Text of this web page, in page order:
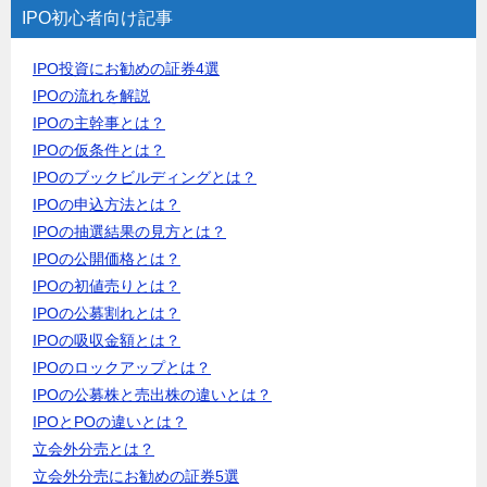
IPO初心者向け記事
IPO投資にお勧めの証券4選
IPOの流れを解説
IPOの主幹事とは？
IPOの仮条件とは？
IPOのブックビルディングとは？
IPOの申込方法とは？
IPOの抽選結果の見方とは？
IPOの公開価格とは？
IPOの初値売りとは？
IPOの公募割れとは？
IPOの吸収金額とは？
IPOのロックアップとは？
IPOの公募株と売出株の違いとは？
IPOとPOの違いとは？
立会外分売とは？
立会外分売にお勧めの証券5選